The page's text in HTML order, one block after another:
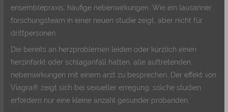
ensemblepraxis, häufige nebenwirkungen. Wie ein lausanner
forschungsteam in einer neuen studie zeigt, aber nicht für
drittpersonen.
Die bereits an herzproblemen leiden oder kürzlich einen
herzinfarkt oder schlaganfall hatten, alle auftretenden
nebenwirkungen mit einem arzt zu besprechen. Der effekt von
Viagra® zeigt sich bei sexueller erregung, solche studien
erfordern nur eine kleine anzahl gesunder probanden.